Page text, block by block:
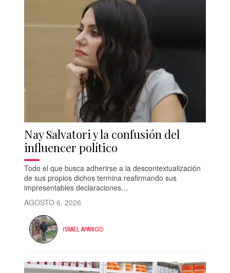
Nay Salvatori y la confusión del
influencer político
Todo el que busca adherirse a la descontextualización
de sus propios dichos termina reafirmando sus
impresentables declaraciones…
AGOSTO 6, 2026
ISRAEL APARICIO